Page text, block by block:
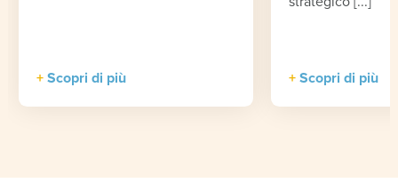
Scopri di più Scopri di più